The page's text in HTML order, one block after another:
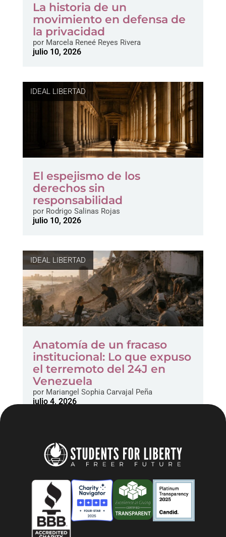
La historia de un
movimiento en defensa de
la privacidad
porMarcela Reneé Reyes Rivera
julio 10, 2026
IDEAL LIBERTAD
El espejismo de los
derechos sin
responsabilidad
porRodrigo Salinas Rojas
julio 10, 2026
IDEAL LIBERTAD
Anatomía de un fracaso
institucional: Lo que expuso
el terremoto del 24J en
Venezuela
porMariangel Sophia Carvajal Peña
julio 4, 2026